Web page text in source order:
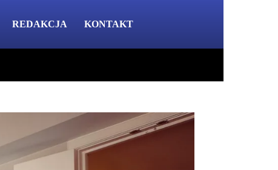
REDAKCJA KONTAKT